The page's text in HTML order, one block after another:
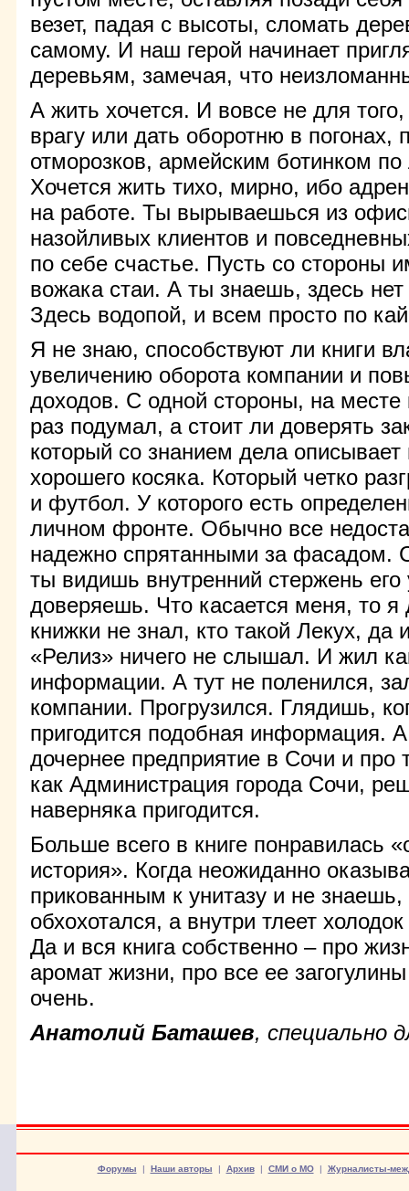
везет, падая с высоты, сломать
самому. И наш герой начинает
деревьям, замечая, что
А жить хочется. И вовсе не для
врагу или дать оборотню в
отморозков, армейским ботинком
Хочется жить тихо, мирно, ибо
на работе. Ты вырываешься из
назойливых клиентов и
по себе счастье. Пусть со стороны
вожака стаи. А ты знаешь, здесь
Здесь водопой, и всем просто по
Я не знаю, способствуют ли книги
увеличению оборота компании и
доходов. С одной стороны, на месте
раз подумал, а стоит ли доверять
который со знанием дела описывает
хорошего косяка. Который четко
и футбол. У которого есть
личном фронте. Обычно все
надежно спрятанными за фасадом.
ты видишь внутренний стержень его
доверяешь. Что касается меня, то я
книжки не знал, кто такой Лекух, да
«Релиз» ничего не слышал. И жил
информации. А тут не поленился,
компании. Прогрузился. Глядишь,
пригодится подобная информация.
дочернее предприятие в Сочи и про
как Администрация города Сочи,
наверняка пригодится.
Больше всего в книге понравилась
история». Когда неожиданно
прикованным к унитазу и не
обхохотался, а внутри тлеет
Да и вся книга собственно – про
аромат жизни, про все ее
очень.
Анатолий Баташев, специально
Форумы | Наши авторы | Архив| СМИ о МО| Журналисты-